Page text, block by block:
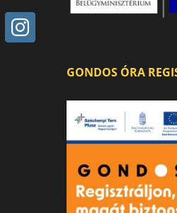
GONDOS ÓRA